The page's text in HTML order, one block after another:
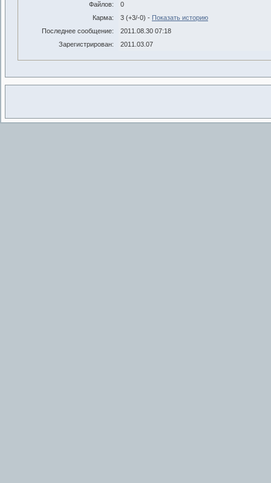
Файлов:
0
Карма:
3 (+3/-0) - Показать историю
Последнее сообщение:
2011.08.30 07:18
Зарегистрирован:
2011.03.07